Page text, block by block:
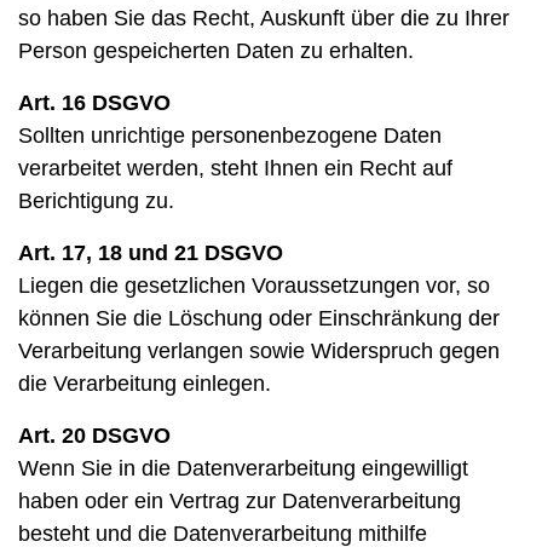
so haben Sie das Recht, Auskunft über die zu Ihrer
Person gespeicherten Daten zu erhalten.
Art. 16 DSGVO
Sollten unrichtige personenbezogene Daten
verarbeitet werden, steht Ihnen ein Recht auf
Berichtigung zu.
Art. 17, 18 und 21 DSGVO
Liegen die gesetzlichen Voraussetzungen vor, so
können Sie die Löschung oder Einschränkung der
Verarbeitung verlangen sowie Widerspruch gegen
die Verarbeitung einlegen.
Art. 20 DSGVO
Wenn Sie in die Datenverarbeitung eingewilligt
haben oder ein Vertrag zur Datenverarbeitung
besteht und die Datenverarbeitung mithilfe